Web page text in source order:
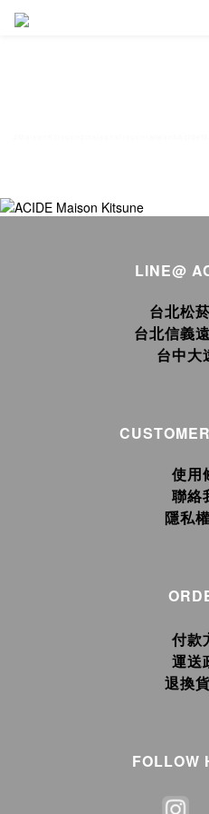
LINE@
台北松
台北信義
台中大
使用
聯絡
隱私
付款
運送
退換
FOLLOW